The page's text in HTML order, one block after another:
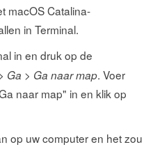
macOS Catalina-
in Terminal.
in en druk op de
Ga > Ga naar map. Voer
naar map" in en klik op
op uw computer en het zou